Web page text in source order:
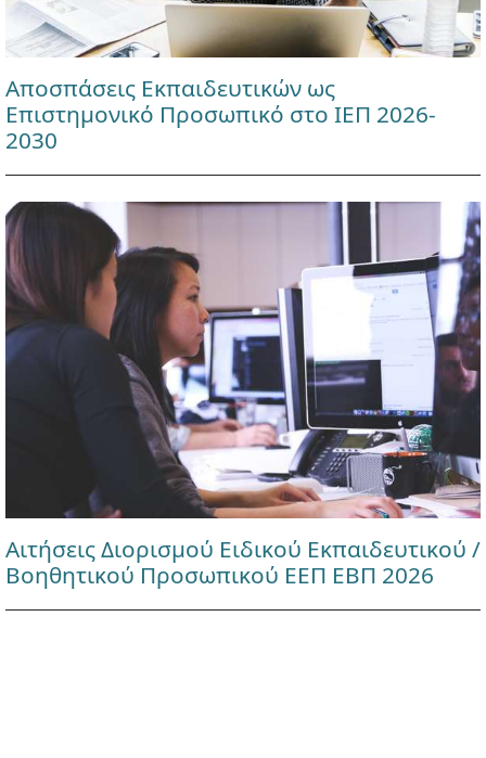
Αποσπάσεις Εκπαιδευτικών ως
Επιστημονικό Προσωπικό στο ΙΕΠ 2026-
2030
Αιτήσεις Διορισμού Ειδικού Εκπαιδευτικού /
Βοηθητικού Προσωπικού ΕΕΠ ΕΒΠ 2026